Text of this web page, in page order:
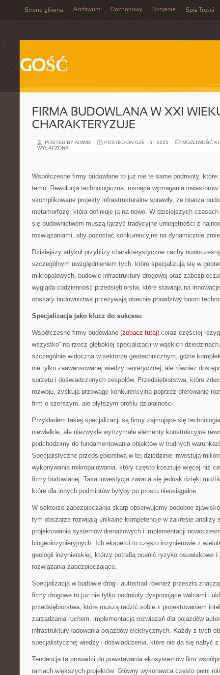
Strona główna Archiwum Dochodowy Rosjanie Spis Treści
GOŚĆ
FIRMA BUDOWLANA W XXI
CHARAKTERYZUJE
POSTED BY ADMIN POSTED ON CZE - 5 - 2025
MOŻLIWOŚĆ
WYŁĄCZONA
Współczesne firmy budowlane to już nie te same podmioty,
temu. Rewolucja technologiczna, rosnące wymagania
skomplikowane projekty infrastrukturalne sprawiły, że branża
metamorfozę, która definiuje ją na nowo. W dzisiejszych
się budownictwem muszą łączyć tradycyjne umiejętności z
rozwiązaniami, aby pozostać konkurencyjne na dynamicznie
Dzisiejszy artykuł przybliży charakterystyczne cechy
szczególnym uwzględnieniem tych, które specjalizują się w
mikropalowych, budowie infrastruktury drogowej oraz
wygląda codzienność przedsiębiorstw, które stawiają na
obszary budownictwa przeżywają obecnie prawdziwy boom
Specjalizacja jako klucz do sukcesu
Współczesne firmy budowlane (zobacz tutaj) coraz częściej
wszystko” na rzecz głębokiej specjalizacji w wąskich
szczególnie widoczna w sektorze geotechnicznym, gdzie
nie tylko zaawansowanej wiedzy teoretycznej, ale również
sprzętu i doświadczonych zespołów. Przedsiębiorstwa, które
rozwoju, zyskują przewagę konkurencyjną poprzez oferowanie
firm o szerszym, ale płytszym profilu działalności.
Przykładem takiej specjalizacji są firmy zajmujące się
niewielkie, ale niezwykle wytrzymałe elementy konstrukcyjne
podchodzimy do fundamentowania obiektów w trudnych
Specjalistyczne przedsiębiorstwa w tej dziedzinie inwestują
wykonywania mikropalowania, który często kosztuje więcej niż
firmy budowlanej. Taka inwestycja zwraca się jednak dzięki
które dla innych podmiotów byłyby po prostu nieosiągalne.
W sektorze zabezpieczania skarp obserwujemy podobne
tym obszarze rozwijają unikalne kompetencje w zakresie analizy
projektowania systemów drenażowych i implementacji
biogeoinżynieryjnych. Ich eksperci to często inżynierowie z
geologii inżynierskiej, którzy potrafią ocenić ryzyko osuwiskowe i
rozwiązania zabezpieczające.
Specjalizacja w budowie dróg i autostrad również przeszła
firmy drogowe to już nie tylko podmioty dysponujące walcami i
przedsiębiorstwa, które muszą radzić sobie z projektowaniem
zarządzania ruchem, implementacją rozwiązań dla pojazdów
infrastruktury ładowania pojazdów elektrycznych. Każdy z tych
specjalistycznej wiedzy i doświadczenia, które nie da się nabyć
Tendencja ta prowadzi do powstawania ekosystemów firm
ramach większych projektów. Główny wykonawca często pełni